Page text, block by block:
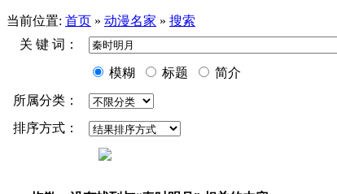
当前位置: 首页 » 动漫名家 » 搜索
关 键 词：
模糊 标题
简介
所属分类：
排序方式：